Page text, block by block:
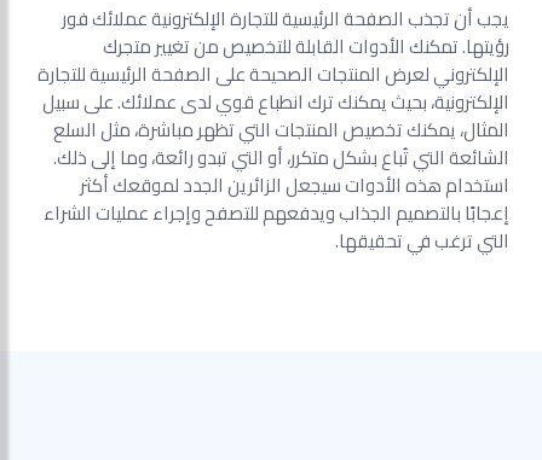
يجب أن تجذب الصفحة الرئيسية للتجارة الإلكترونية عملائك فور
رؤيتها. تمكنك الأدوات القابلة للتخصيص من تغيير متجرك
الإلكتروني لعرض المنتجات الصحيحة على الصفحة الرئيسية للتجارة
الإلكترونية، بحيث يمكنك ترك انطباع قوي لدى عملائك. على سبيل
المثال، يمكنك تخصيص المنتجات التي تظهر مباشرة، مثل السلع
الشائعة التي تُباع بشكل متكرر، أو التي تبدو رائعة، وما إلى ذلك.
استخدام هذه الأدوات سيجعل الزائرين الجدد لموقعك أكثر
إعجابًا بالتصميم الجذاب ويدفعهم للتصفح وإجراء عمليات الشراء
التي ترغب في تحقيقها.